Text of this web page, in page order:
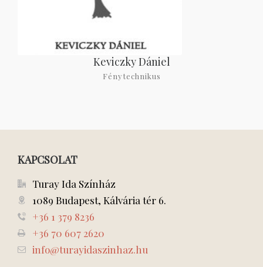
Keviczky Dániel
Fénytechnikus
KAPCSOLAT
Turay Ida Színház
1089 Budapest, Kálvária tér 6.
+36 1 379 8236
+36 70 607 2620
info@turayidaszinhaz.hu